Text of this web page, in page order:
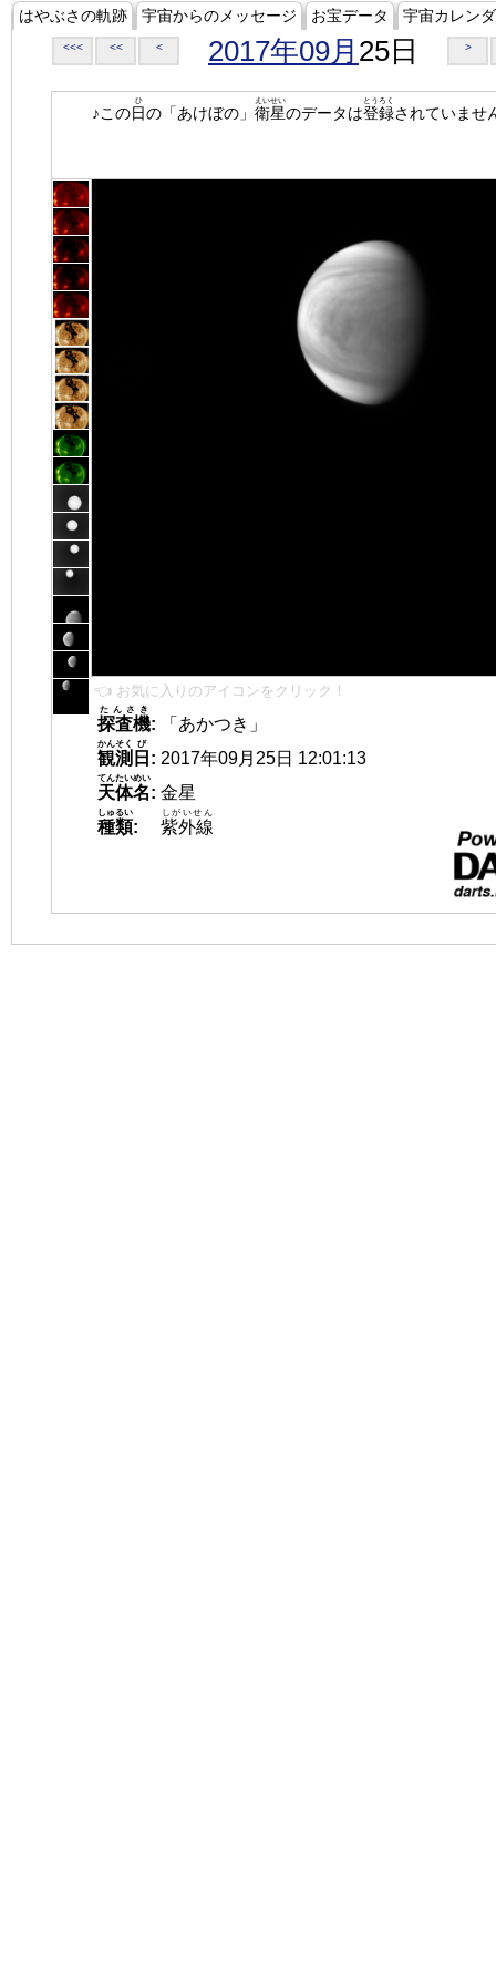
はやぶさの軌跡 宇宙からのメッセージ お宝データ 宇宙カレン
<<< << < 2017年09月 25日 >
♪この日
ひ
の「あけぼの」 衛星
えいせい
のデータは登録
とうろく
されていませ
👈 お気に入りのアイコンをクリック！
探査機
たんさき
:
「あかつき」
観測
かんそく
日
び
: 2017年09月25日 12:01:13
天体名
てんたいめい
: 金星
種類
しゅるい
: 紫外線
しがいせん